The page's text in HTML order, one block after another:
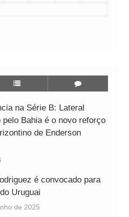
na Série B: Lateral
pelo Bahia é o novo reforço
de Enderson
é convocado para
Uruguai
de 2025